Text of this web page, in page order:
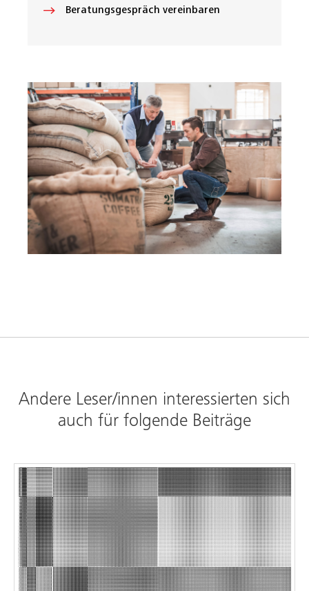
Beratungsgespräch vereinbaren
Andere Leser/innen interessierten sich
auch für folgende Beiträge